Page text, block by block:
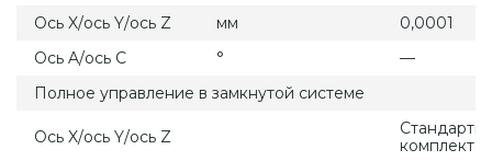
Ось X/ось Y/ось Z
мм
0,0001
Ось A/ось C
°
—
Полное управление в замкнутой системе
Ось X/ось Y/ось Z